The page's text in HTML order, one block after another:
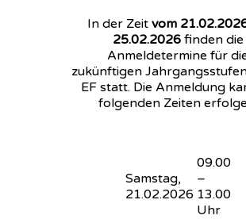
In der Zeit vom
25.02.2026finden die
Anmeldetermine für
zukünftigen
EF statt. Die Anmeldung
folgenden Zeiten
Samstag,
21.02.2026
09.00
–
13.00
Uhr